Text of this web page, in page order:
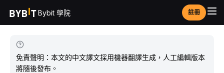
Bybit 學院 註冊
免責聲明：本文的中文譯文採用機器翻譯生成，人工編輯版本
將隨後發布。